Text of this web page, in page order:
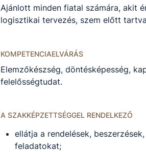
Ajánlott minden fiatal számára, akit
logisztikai tervezés, szem előtt
KOMPETENCIAELVÁRÁS
Elemzőkészség, döntésképesség,
felelősségtudat.
A SZAKKÉPZETTSÉGGEL RENDELKEZŐ
ellátja a rendelések,
feladatokat;